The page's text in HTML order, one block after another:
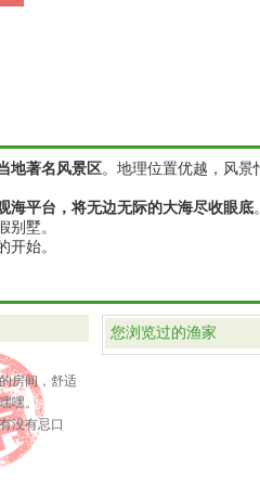
地著名风景区。地理位置优越，风景
海平台，将无边无际的大海尽收眼底
墅。
始。
房间，舒适
嘿。
没有忌口
您浏览过的渔家